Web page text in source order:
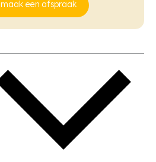
maak een afspraak